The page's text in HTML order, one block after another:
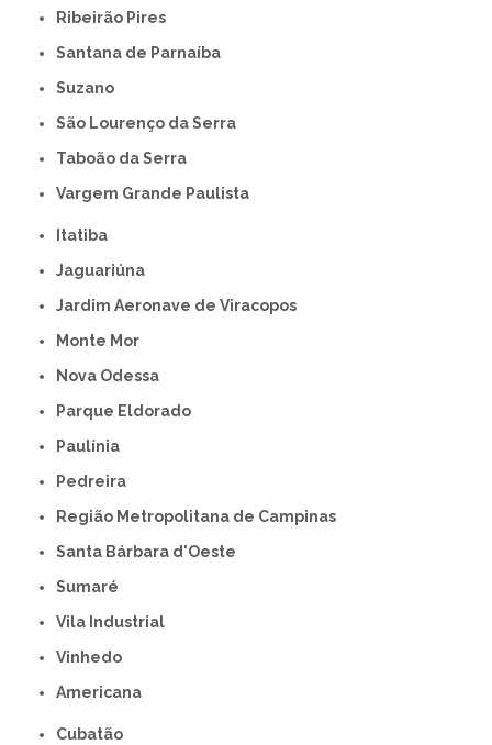
Ribeirão Pires
Santana de Parnaíba
Suzano
São Lourenço da Serra
Taboão da Serra
Vargem Grande Paulista
Itatiba
Jaguariúna
Jardim Aeronave de Viracopos
Monte Mor
Nova Odessa
Parque Eldorado
Paulínia
Pedreira
Região Metropolitana de Campinas
Santa Bárbara d'Oeste
Sumaré
Vila Industrial
Vinhedo
americana
Cubatão